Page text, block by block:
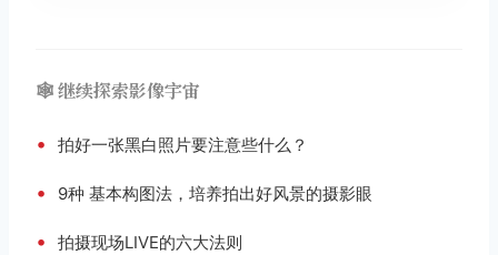
🕸️ 继续探索影像宇宙
• 拍好一张黑白照片要注意些什么？
• 9种 基本构图法，培养拍出好风景的摄影眼
• 拍摄现场LIVE的六大法则